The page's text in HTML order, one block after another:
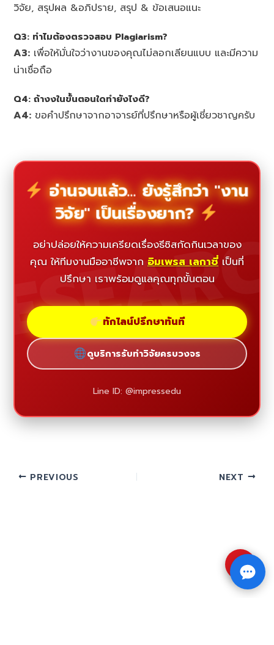
วิจัย, สรุปผล &อภิปราย, สรุป & ข้อเสนอแนะ
Q3: ทำไมต้องตรวจสอบ Plagiarism?
A3: เพื่อให้มั่นใจว่างานของคุณไม่ลอกเลียนแบบ และมีความ
น่าเชื่อถือ
Q4: ถ้างงในขั้นตอนใดทำยังไงดี?
A4: ขอคำปรึกษาจากอาจารย์ที่ปรึกษาหรือผู้เชี่ยวชาญครับ
อ่านจบแล้ว... ยังรู้สึกว่า "งาน
วิจัย" เป็นเรื่องยาก?
อย่าปล่อยให้ความเครียดเรื่องธีซิสกัดกินเวลาของ
คุณ ให้ทีมงานมืออาชีพจาก อิมเพรส เลกาซี่ เป็นที่
ปรึกษา เราพร้อมดูแลคุณทุกขั้นตอน
ทักไลน์ปรึกษาทันที
ดูบริการรับทำวิจัยครบวงจร
Line ID: @impressedu
PREVIOUS NEXT
⇧